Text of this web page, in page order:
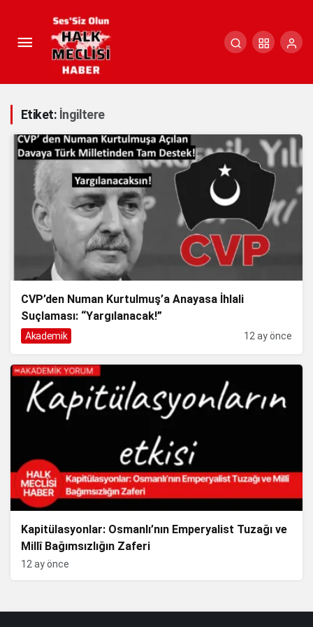
Etiket: İngiltere
CVP’den Numan Kurtulmuş’a Anayasa İhlali
Suçlaması: “Yargılanacak!”
Akademik 12 ay önce
Kapitülasyonlar: Osmanlı’nın Emperyalist Tuzağı ve
Millî Bağımsızlığın Zaferi
12 ay önce